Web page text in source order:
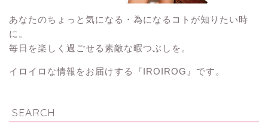
あなたのちょっと気になる・為になるコトが知りたい時
に。
毎日を楽しく過ごせる素敵な暇つぶしを。
イロイロな情報をお届けする『IROIROG』です。
SEARCH